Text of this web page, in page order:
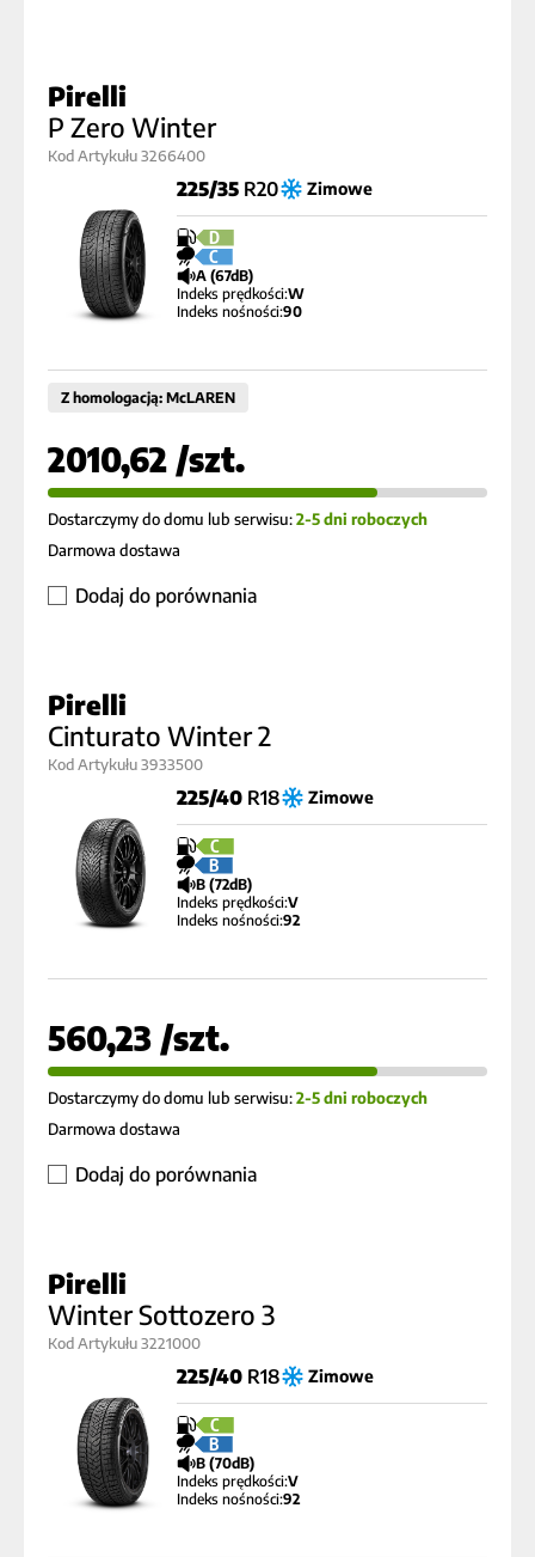
Pirelli
P Zero Winter
Kod Artykułu 3266400
225/35R20 Zimowe
D
C
A (67dB)
Indeks prędkości:W
Indeks nośności:90
Z homologacją: McLAREN
2010,62 /szt.
Dostarczymy do domu lub serwisu:2-5 dni roboczych
Darmowa dostawa
Dodaj do porównania
Pirelli
Cinturato Winter 2
Kod Artykułu 3933500
225/40R18 Zimowe
C
B
B (72dB)
Indeks prędkości:V
Indeks nośności:92
560,23 /szt.
Dostarczymy do domu lub serwisu:2-5 dni roboczych
Darmowa dostawa
Dodaj do porównania
Pirelli
Winter Sottozero 3
Kod Artykułu 3221000
225/40R18 Zimowe
C
B
B (70dB)
Indeks prędkości:V
Indeks nośności:92